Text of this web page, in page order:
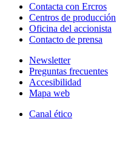
Contacta con Ercros
Centros de producción
Oficina del accionista
Contacto de prensa
Newsletter
Preguntas frecuentes
Accesibilidad
Mapa web
Canal ético